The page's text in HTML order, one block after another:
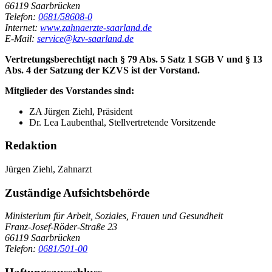
66119 Saarbrücken
Telefon: 0681/58608-0
Internet: www.zahnaerzte-saarland.de
E-Mail: service@kzv-saarland.de
Vertretungsberechtigt nach § 79 Abs. 5 Satz 1 SGB V und § 13
Abs. 4 der Satzung der KZVS ist der Vorstand.
Mitglieder des Vorstandes sind:
ZA Jürgen Ziehl, Präsident
Dr. Lea Laubenthal, Stellvertretende Vorsitzende
Redaktion
Jürgen Ziehl, Zahnarzt
Zuständige Aufsichtsbehörde
Ministerium für Arbeit, Soziales, Frauen und Gesundheit
Franz-Josef-Röder-Straße 23
66119 Saarbrücken
Telefon: 0681/501-00